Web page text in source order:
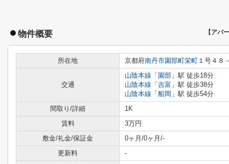
物件概要 【アパ
所在地 京都府南丹市園部町栄町 １号４８
交通
山陰本線 「 園部 」駅 徒歩18分
山陰本線 「 吉富 」駅 徒歩38分
山陰本線 「 船岡 」駅 徒歩54分
間取り/詳細
1K
賃料
3万円
敷金/礼金/保証金
0ヶ月/0ヶ月/-
更新料
-